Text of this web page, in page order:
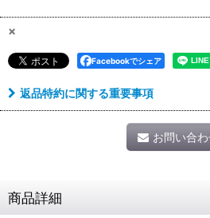
×
Facebookでシェア
返品特約に関する重要事項
お問い合
商品詳細